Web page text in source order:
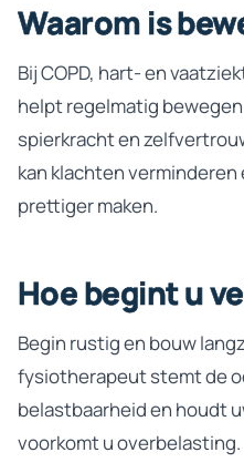
Waarom is
Bij COPD, hart- en
helpt regelmatig
spierkracht en
kan klachten verminderen
prettiger maken.
Hoebegintu
Begin rustig en bouw
fysiotherapeut stemt de
belastbaarheid en houdt
voorkomt u overbelasting.